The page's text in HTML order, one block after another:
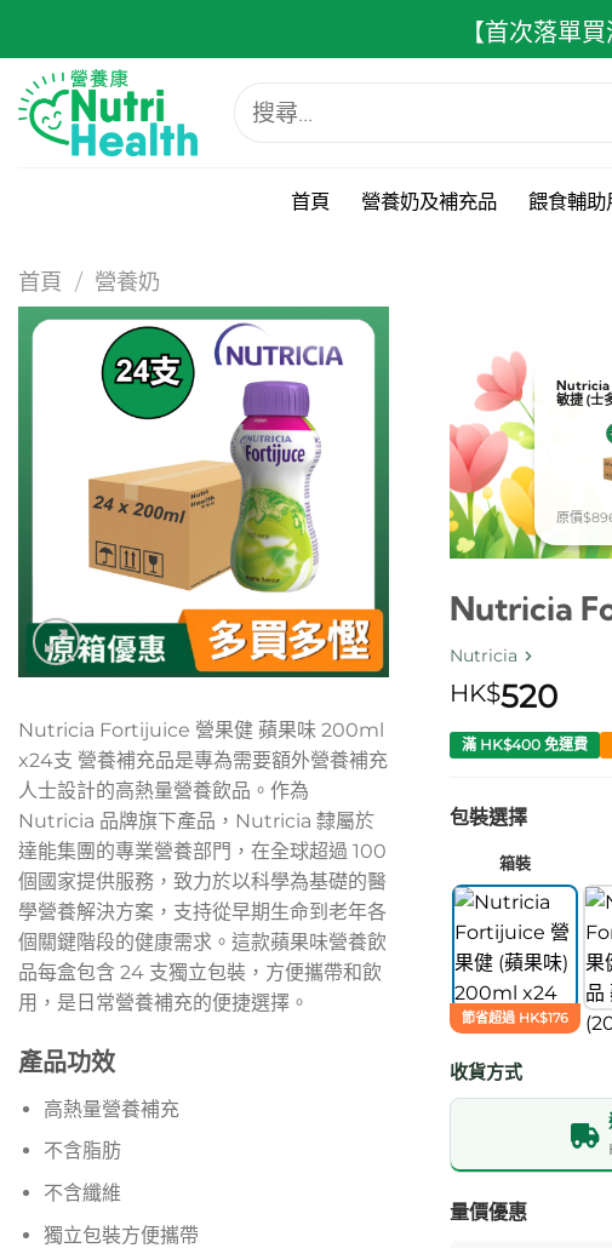
【首次落單
首頁 營養奶及補充品 餵食輔助
首頁 / 營養奶
Nutricia Fortijuice 營果健 蘋果味 200ml
x24支 營養補充品是專為需要額外營養補充
人士設計的高熱量營養飲品。作為
Nutricia 品牌旗下產品，Nutricia 隸屬於
達能集團的專業營養部門，在全球超過 100
個國家提供服務，致力於以科學為基礎的醫
學營養解決方案，支持從早期生命到老年各
個關鍵階段的健康需求。這款蘋果味營養飲
品每盒包含 24 支獨立包裝，方便攜帶和飲
用，是日常營養補充的便捷選擇。
產品功效
高熱量營養補充
不含脂肪
不含纖維
獨立包裝方便攜帶
Nutricia
敏捷 (士
原價
Nutricia
Nutricia
HK$520
滿 HK$400 免運費
包裝選擇
箱裝
節省超過 HK$176
收貨方式
量價優惠